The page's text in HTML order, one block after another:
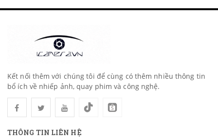
Kết nối thêm với chúng tôi để cùng có thêm nhiều thông tin
bổ ích về nhiếp ảnh, quay phim và công nghệ.
THÔNG TIN LIÊN HỆ